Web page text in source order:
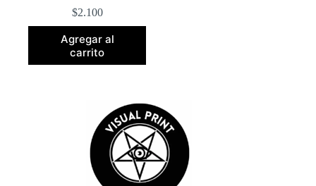
$2.100
Agregar al
carrito